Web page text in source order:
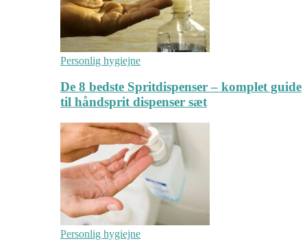
Personlig hygiejne
De 8 bedste Spritdispenser – komplet guide
til håndsprit dispenser sæt
Personlig hygiejne